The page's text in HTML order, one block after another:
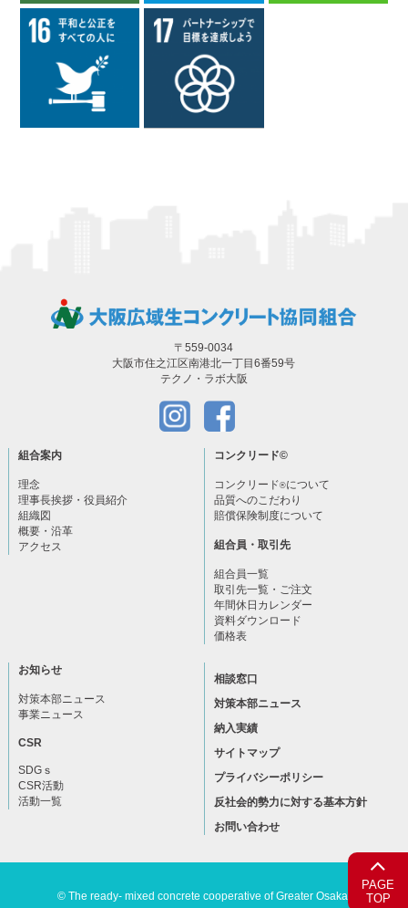
〒559-0034
大阪市住之江区南港北一丁目6番59号
テクノ・ラボ大阪
組合案内
理念
理事長挨拶・役員紹介
組織図
概要・沿革
アクセス
コンクリード©
コンクリード®について
品質へのこだわり
賠償保険制度について
組合員・取引先
組合員一覧
取引先一覧・ご注文
年間休日カレンダー
資料ダウンロード
価格表
お知らせ
対策本部ニュース
事業ニュース
CSR
SDGｓ
CSR活動
活動一覧
相談窓口
対策本部ニュース
納入実績
サイトマップ
プライバシーポリシー
反社会的勢力に対する基本方針
お問い合わせ
© The ready- mixed concrete cooperative of Greater Osaka.
PAGE
TOP